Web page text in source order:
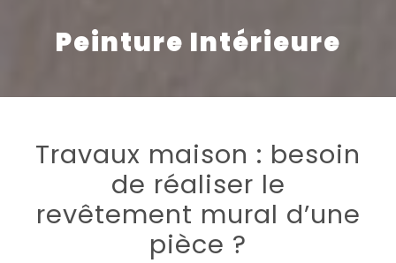
Peinture Intérieure
Travaux maison : besoin
de réaliser le
revêtement mural d’une
pièce ?